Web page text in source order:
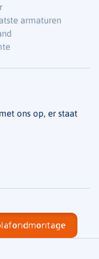
armaturen
ons op, er staat